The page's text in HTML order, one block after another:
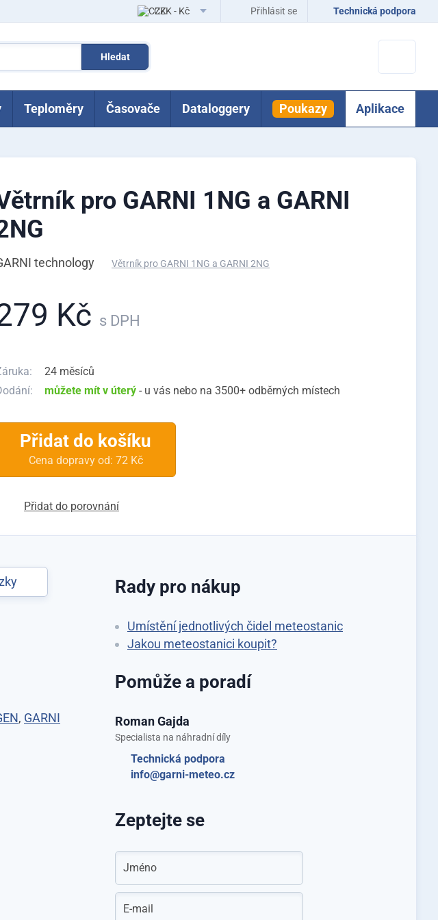
CZK - Kč Přihlásit se Technická podpora
Teploměry Časovače Dataloggery Poukazy Aplikace
pro GARNI 1NG a GARNI
technology Větrník pro GARNI 1NG a GARNI 2NG
Kč s DPH
24 měsíců
můžete mít v úterý - u vás nebo na 3500+ odběrných místech
Přidat do košíku
Cena dopravy od: 72 Kč
Přidat do porovnání
, GARNI
Rady pro nákup
Umístění jednotlivých čidel meteostanic
Jakou meteostanici koupit?
Pomůže a poradí
Roman Gajda
Specialista na náhradní díly
Technická podpora
info@garni-meteo.cz
Zeptejte se
Jméno
E-mail